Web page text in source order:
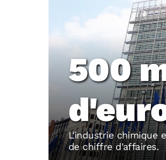
500
L'industrie chimique
de chiffre d'affaires.